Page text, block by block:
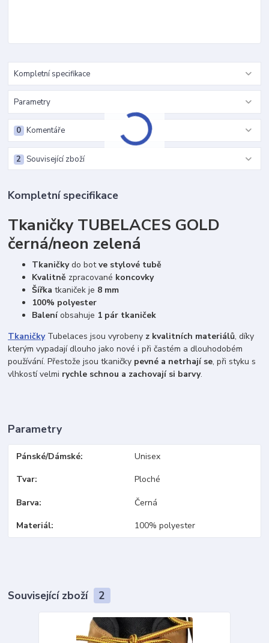
Kompletní specifikace
Parametry
Komentáře
0
Související zboží
2
Kompletní specifikace
Tkaničky TUBELACES GOLD
černá/neon zelená
Tkaničkydo botve stylové tubě
Kvalitně zpracované koncovky
Šířkatkaniček je 8 mm
100% polyester
Baleníobsahuje 1 pár tkaniček
TkaničkyTubelaces jsou vyrobeny z kvalitních materiálů, díky
kterým vypadají dlouho jako nové i při častém a dlouhodobém
používání. Přestože jsou tkaničky pevné a netrhají se, při styku s
vlhkostí velmi rychle schnou a zachovají si barvy.
Parametry
Pánské/Dámské Unisex
Tvar Ploché
Barva Černá
Materiál 100% polyester
Související zboží 2